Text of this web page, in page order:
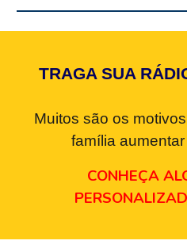
TRAGA SUA
Muitos são os
família
CONHEÇA